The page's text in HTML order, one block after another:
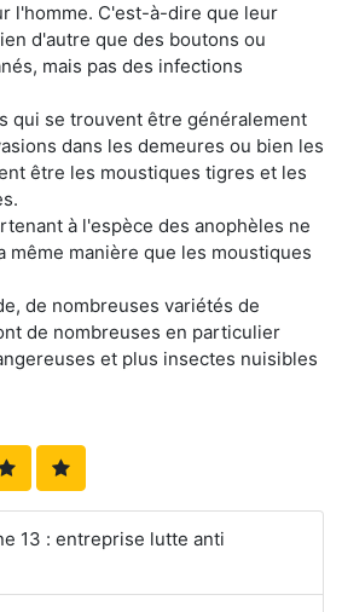
l'homme. C'est-à-dire que leur
d'autre que des boutons ou
mais pas des infections
qui se trouvent être généralement
dans les demeures ou bien les
être les moustiques tigres et les
à l'espèce des anophèles ne
même manière que les moustiques
de nombreuses variétés de
de nombreuses en particulier
et plus insectes nuisibles
13 : entreprise lutte anti